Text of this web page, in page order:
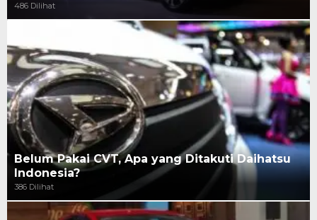
486 Dilihat
Belum Pakai CVT, Apa yang Ditakuti Daihatsu
Indonesia?
386 Dilihat